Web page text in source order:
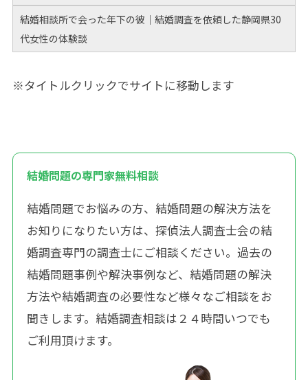
結婚相談所で会った年下の彼｜結婚調査を依頼した静岡県30
代女性の体験談
※タイトルクリックでサイトに移動します
結婚問題の専門家無料相談
結婚問題でお悩みの方、結婚問題の解決方法を
お知りになりたい方は、探偵法人調査士会の結
婚調査専門の調査士にご相談ください。過去の
結婚問題事例や解決事例など、結婚問題の解決
方法や結婚調査の必要性など様々なご相談をお
聞きします。結婚調査相談は２４時間いつでも
ご利用頂けます。